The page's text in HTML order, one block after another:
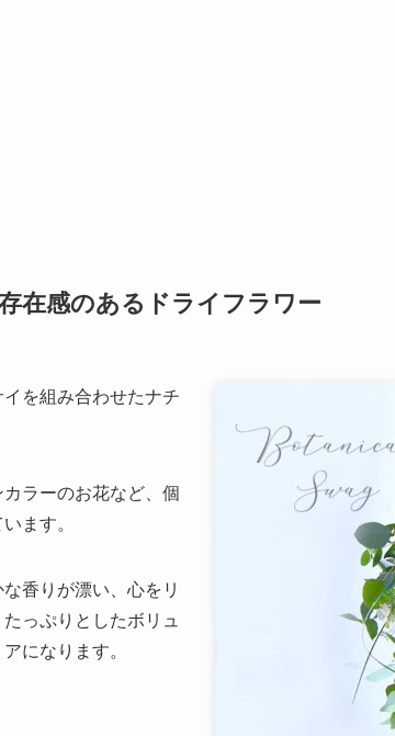
在感のあるドライフラワー
を組み合わせたナチ
ラーのお花など、個
ます。
香りが漂い、心をリ
っぷりとしたボリュ
になります。